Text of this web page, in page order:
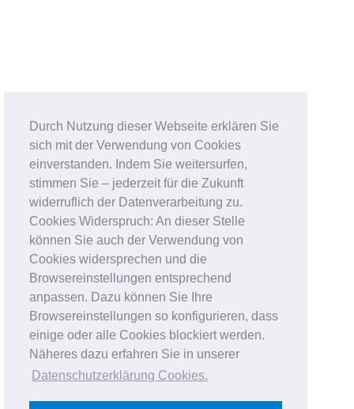
Durch Nutzung dieser Webseite erklären Sie
sich mit der Verwendung von Cookies
einverstanden. Indem Sie weitersurfen,
stimmen Sie – jederzeit für die Zukunft
widerruflich der Datenverarbeitung zu.
Cookies Widerspruch: An dieser Stelle
können Sie auch der Verwendung von
Cookies widersprechen und die
Browsereinstellungen entsprechend
anpassen. Dazu können Sie Ihre
Browsereinstellungen so konfigurieren, dass
einige oder alle Cookies blockiert werden.
Näheres dazu erfahren Sie in unserer
Datenschutzerklärung Cookies.